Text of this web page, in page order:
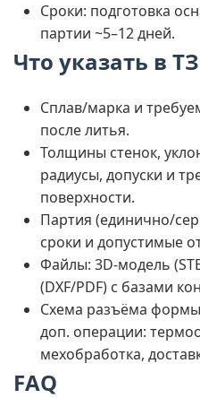
Сроки: подготовка
партии ~5–12 дней.
Что указать в ТЗ
Сплав/марка и
после литья.
Толщины стенок,
радиусы, допуски и
поверхности.
Партия (единично/
сроки и допустимые
Файлы: 3D-модель
(DXF/PDF) с базами
Схема разъёма
доп. операции:
мехобработка,
FAQ